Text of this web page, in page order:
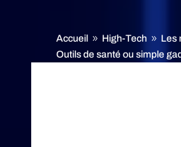
Accueil 9 High-Tech 9 Les
Outils de santé ou simple